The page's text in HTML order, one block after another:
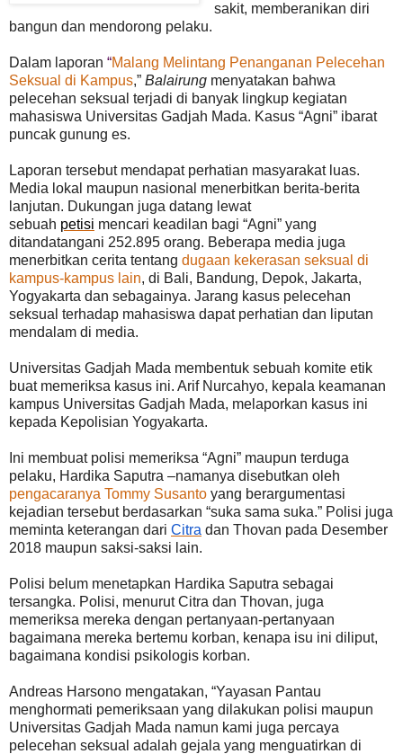
sakit, memberanikan diri
bangun dan mendorong pelaku.
Dalam laporan “Malang Melintang Penanganan Pelecehan
Seksual di Kampus,” Balairung menyatakan bahwa
pelecehan seksual terjadi di banyak lingkup kegiatan
mahasiswa Universitas Gadjah Mada. Kasus “Agni” ibarat
puncak gunung es.
Laporan tersebut mendapat perhatian masyarakat luas.
Media lokal maupun nasional menerbitkan berita-berita
lanjutan. Dukungan juga datang lewat
sebuah petisi mencari keadilan bagi “Agni” yang
ditandatangani 252.895 orang. Beberapa media juga
menerbitkan cerita tentang dugaan kekerasan seksual di
kampus-kampus lain, di Bali, Bandung, Depok, Jakarta,
Yogyakarta dan sebagainya. Jarang kasus pelecehan
seksual terhadap mahasiswa dapat perhatian dan liputan
mendalam di media.
Universitas Gadjah Mada membentuk sebuah komite etik
buat memeriksa kasus ini. Arif Nurcahyo, kepala keamanan
kampus Universitas Gadjah Mada, melaporkan kasus ini
kepada Kepolisian Yogyakarta.
Ini membuat polisi memeriksa “Agni” maupun terduga
pelaku, Hardika Saputra –namanya disebutkan oleh
pengacaranya Tommy Susanto yang berargumentasi
kejadian tersebut berdasarkan “suka sama suka.” Polisi juga
meminta keterangan dari Citra dan Thovan pada Desember
2018 maupun saksi-saksi lain.
Polisi belum menetapkan Hardika Saputra sebagai
tersangka. Polisi, menurut Citra dan Thovan, juga
memeriksa mereka dengan pertanyaan-pertanyaan
bagaimana mereka bertemu korban, kenapa isu ini diliput,
bagaimana kondisi psikologis korban.
Andreas Harsono mengatakan, “Yayasan Pantau
menghormati pemeriksaan yang dilakukan polisi maupun
Universitas Gadjah Mada namun kami juga percaya
pelecehan seksual adalah gejala yang menguatirkan di